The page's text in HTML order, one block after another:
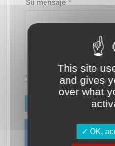
Su mensaje *
Acepto lapolítica de
This site
and gives
over what
OK,